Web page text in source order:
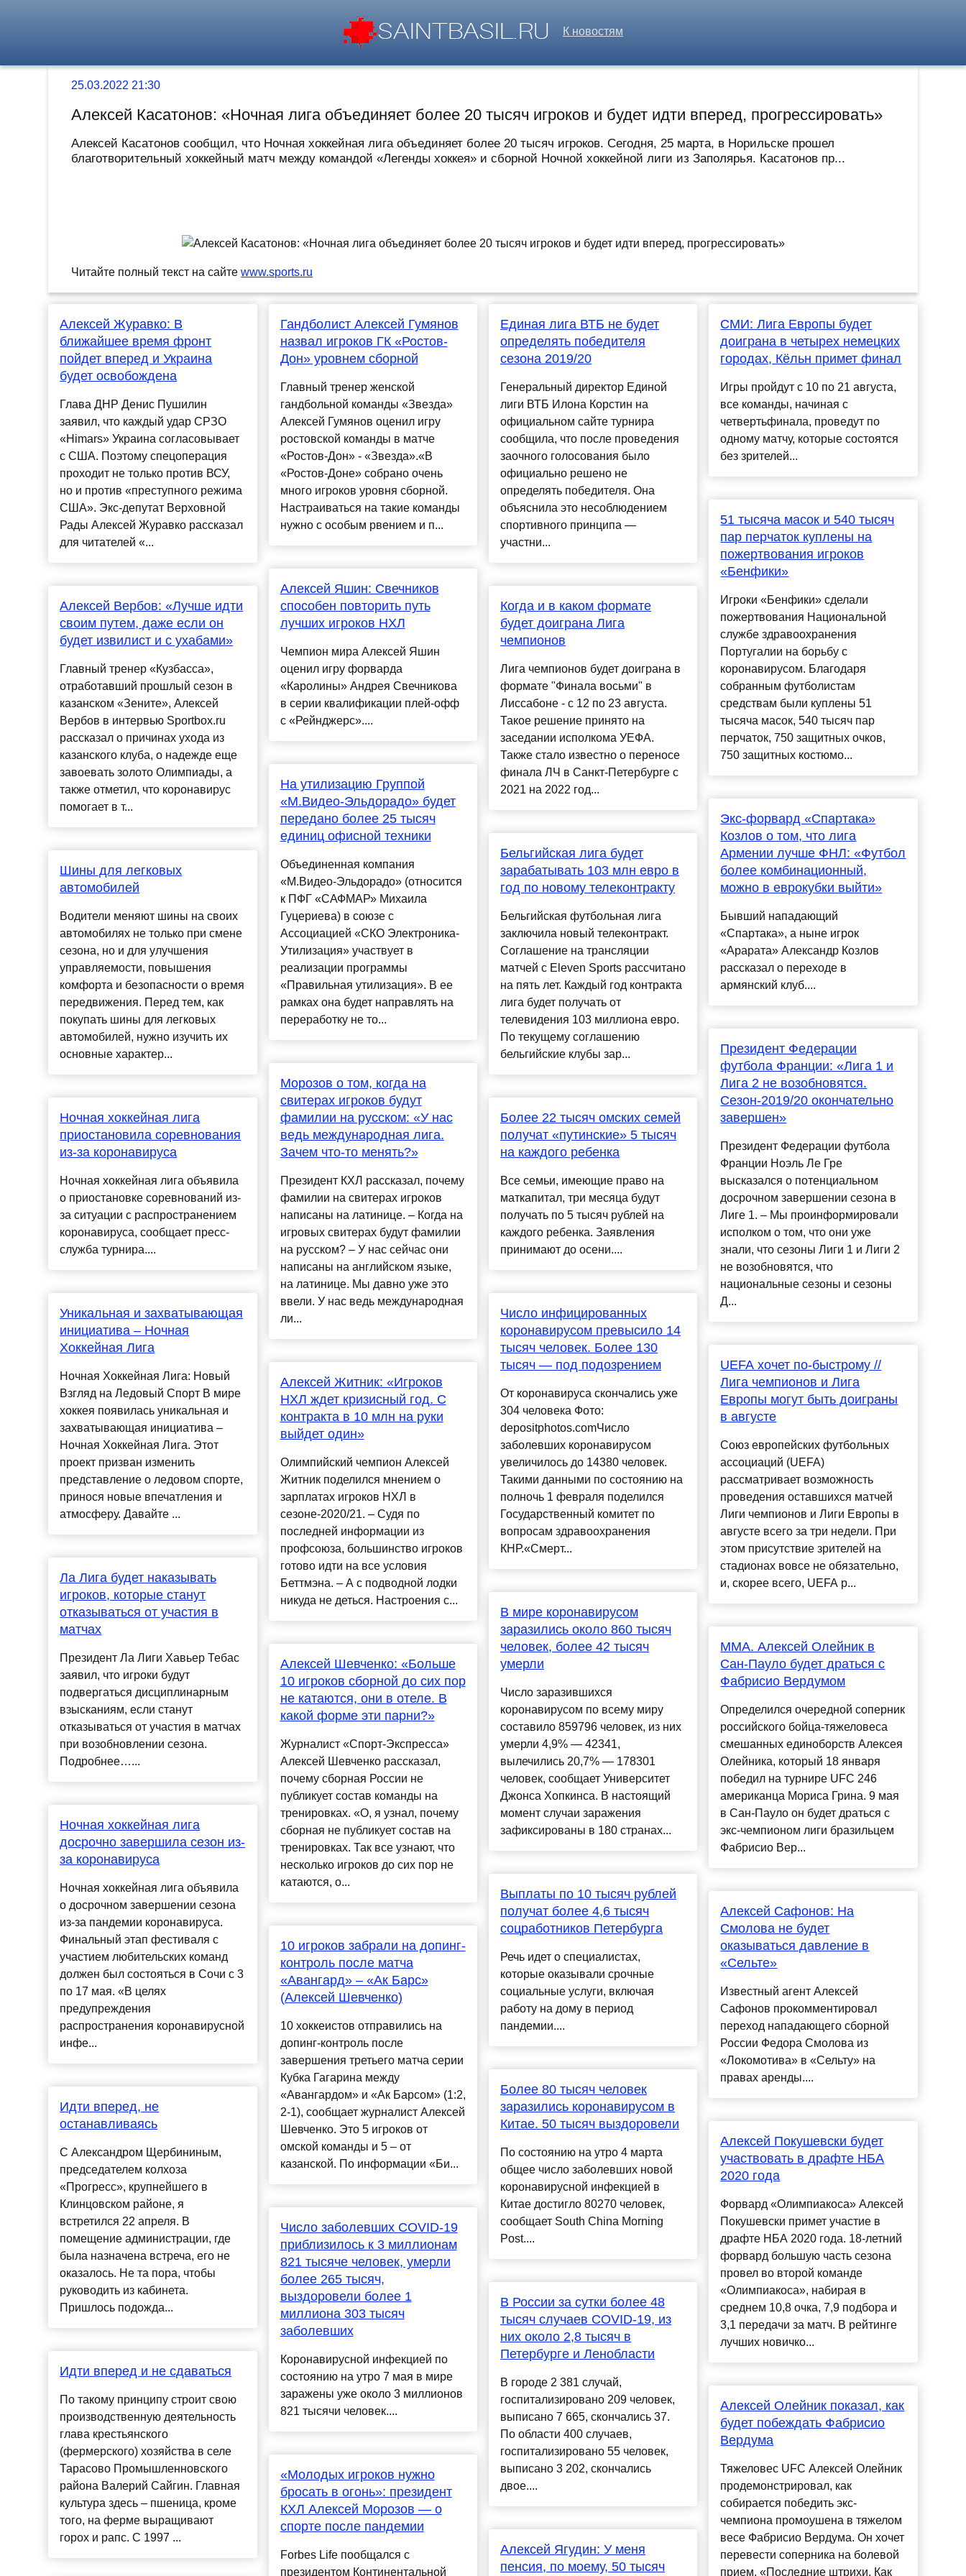
К новостям
25.03.2022 21:30
Алексей Касатонов: «Ночная лига объединяет более 20 тысяч игроков и будет идти вперед, прогрессировать»
Алексей Касатонов сообщил, что Ночная хоккейная лига объединяет более 20 тысяч игроков. Сегодня, 25 марта, в Норильске прошел
благотворительный хоккейный матч между командой «Легенды хоккея» и сборной Ночной хоккейной лиги из Заполярья. Касатонов пр...
Читайте полный текст на сайтеwww.sports.ru
Алексей Журавко: В
ближайшее время фронт
пойдет вперед и Украина
будет освобождена
Глава ДНР Денис Пушилин
заявил, что каждый удар СРЗО
«Himars» Украина согласовывает
с США. Поэтому спецоперация
проходит не только против ВСУ,
но и против «преступного режима
США». Экс-депутат Верховной
Рады Алексей Журавко рассказал
для читателей «...
Алексей Вербов: «Лучше идти
своим путем, даже если он
будет извилист и с ухабами»
Главный тренер «Кузбасса»,
отработавший прошлый сезон в
казанском «Зените», Алексей
Вербов в интервью Sportbox.ru
рассказал о причинах ухода из
казанского клуба, о надежде еще
завоевать золото Олимпиады, а
также отметил, что коронавирус
помогает в т...
Шины для легковых
автомобилей
Водители меняют шины на своих
автомобилях не только при смене
сезона, но и для улучшения
управляемости, повышения
комфорта и безопасности о время
передвижения. Перед тем, как
покупать шины для легковых
автомобилей, нужно изучить их
основные характер...
Ночная хоккейная лига
приостановила соревнования
из-за коронавируса
Ночная хоккейная лига объявила
о приостановке соревнований из-
за ситуации с распространением
коронавируса, сообщает пресс-
служба турнира....
Уникальная и захватывающая
инициатива – Ночная
Хоккейная Лига
Ночная Хоккейная Лига: Новый
Взгляд на Ледовый Спорт В мире
хоккея появилась уникальная и
захватывающая инициатива –
Ночная Хоккейная Лига. Этот
проект призван изменить
представление о ледовом спорте,
принося новые впечатления и
атмосферу. Давайте ...
Ла Лига будет наказывать
игроков, которые станут
отказываться от участия в
матчах
Президент Ла Лиги Хавьер Тебас
заявил, что игроки будут
подвергаться дисциплинарным
взысканиям, если станут
отказываться от участия в матчах
при возобновлении сезона.
Подробнее…...
Ночная хоккейная лига
досрочно завершила сезон из-
за коронавируса
Ночная хоккейная лига объявила
о досрочном завершении сезона
из-за пандемии коронавируса.
Финальный этап фестиваля с
участием любительских команд
должен был состояться в Сочи с 3
по 17 мая. «В целях
предупреждения
распространения коронавирусной
инфе...
Идти вперед, не
останавливаясь
С Александром Щербининым,
председателем колхоза
«Прогресс», крупнейшего в
Клинцовском районе, я
встретился 22 апреля. В
помещение администрации, где
была назначена встреча, его не
оказалось. Не та пора, чтобы
руководить из кабинета.
Пришлось подожда...
Идти вперед и не сдаваться
По такому принципу строит свою
производственную деятельность
глава крестьянского
(фермерского) хозяйства в селе
Тарасово Промышленновского
района Валерий Сайгин. Главная
культура здесь – пшеница, кроме
того, на ферме выращивают
горох и рапс. С 1997 ...
Гандболист Алексей Гумянов
назвал игроков ГК «Ростов-
Дон» уровнем сборной
Главный тренер женской
гандбольной команды «Звезда»
Алексей Гумянов оценил игру
ростовской команды в матче
«Ростов-Дон» - «Звезда».«В
«Ростов-Доне» собрано очень
много игроков уровня сборной.
Настраиваться на такие команды
нужно с особым рвением и п...
Алексей Яшин: Свечников
способен повторить путь
лучших игроков НХЛ
Чемпион мира Алексей Яшин
оценил игру форварда
«Каролины» Андрея Свечникова
в серии квалификации плей-офф
с «Рейнджерс»....
На утилизацию Группой
«М.Видео-Эльдорадо» будет
передано более 25 тысяч
единиц офисной техники
Объединенная компания
«М.Видео-Эльдорадо» (относится
к ПФГ «САФМАР» Михаила
Гуцериева) в союзе с
Ассоциацией «СКО Электроника-
Утилизация» участвует в
реализации программы
«Правильная утилизация». В ее
рамках она будет направлять на
переработку не то...
Морозов о том, когда на
свитерах игроков будут
фамилии на русском: «У нас
ведь международная лига.
Зачем что-то менять?»
Президент КХЛ рассказал, почему
фамилии на свитерах игроков
написаны на латинице. – Когда на
игровых свитерах будут фамилии
на русском? – У нас сейчас они
написаны на английском языке,
на латинице. Мы давно уже это
ввели. У нас ведь международная
ли...
Алексей Житник: «Игроков
НХЛ ждет кризисный год. С
контракта в 10 млн на руки
выйдет один»
Олимпийский чемпион Алексей
Житник поделился мнением о
зарплатах игроков НХЛ в
сезоне-2020/21. – Судя по
последней информации из
профсоюза, большинство игроков
готово идти на все условия
Беттмэна. – А с подводной лодки
никуда не деться. Настроения с...
Алексей Шевченко: «Больше
10 игроков сборной до сих пор
не катаются, они в отеле. В
какой форме эти парни?»
Журналист «Спорт-Экспресса»
Алексей Шевченко рассказал,
почему сборная России не
публикует состав команды на
тренировках. «О, я узнал, почему
сборная не публикует состав на
тренировках. Так все узнают, что
несколько игроков до сих пор не
катаются, о...
10 игроков забрали на допинг-
контроль после матча
«Авангард» – «Ак Барс»
(Алексей Шевченко)
10 хоккеистов отправились на
допинг-контроль после
завершения третьего матча серии
Кубка Гагарина между
«Авангардом» и «Ак Барсом» (1:2,
2-1), сообщает журналист Алексей
Шевченко. Это 5 игроков от
омской команды и 5 – от
казанской. По информации «Би...
Число заболевших COVID-19
приблизилось к 3 миллионам
821 тысяче человек, умерли
более 265 тысяч,
выздоровели более 1
миллиона 303 тысяч
заболевших
Коронавирусной инфекцией по
состоянию на утро 7 мая в мире
заражены уже около 3 миллионов
821 тысячи человек....
«Молодых игроков нужно
бросать в огонь»: президент
КХЛ Алексей Морозов — о
спорте после пандемии
Forbes Life пообщался с
президентом Континентальной
Единая лига ВТБ не будет
определять победителя
сезона 2019/20
Генеральный директор Единой
лиги ВТБ Илона Корстин на
официальном сайте турнира
сообщила, что после проведения
заочного голосования было
официально решено не
определять победителя. Она
объяснила это несоблюдением
спортивного принципа —
участни...
Когда и в каком формате
будет доиграна Лига
чемпионов
Лига чемпионов будет доиграна в
формате "Финала восьми" в
Лиссабоне - с 12 по 23 августа.
Такое решение принято на
заседании исполкома УЕФА.
Также стало известно о переносе
финала ЛЧ в Санкт-Петербурге с
2021 на 2022 год...
Бельгийская лига будет
зарабатывать 103 млн евро в
год по новому телеконтракту
Бельгийская футбольная лига
заключила новый телеконтракт.
Соглашение на трансляции
матчей с Eleven Sports рассчитано
на пять лет. Каждый год контракта
лига будет получать от
телевидения 103 миллиона евро.
По текущему соглашению
бельгийские клубы зар...
Более 22 тысяч омских семей
получат «путинские» 5 тысяч
на каждого ребенка
Все семьи, имеющие право на
маткапитал, три месяца будут
получать по 5 тысяч рублей на
каждого ребенка. Заявления
принимают до осени....
Число инфицированных
коронавирусом превысило 14
тысяч человек. Более 130
тысяч — под подозрением
От коронавируса скончались уже
304 человека Фото:
depositphotos.comЧисло
заболевших коронавирусом
увеличилось до 14380 человек.
Такими данными по состоянию на
полночь 1 февраля поделился
Государственный комитет по
вопросам здравоохранения
КНР.«Смерт...
В мире коронавирусом
заразились около 860 тысяч
человек, более 42 тысяч
умерли
Число заразившихся
коронавирусом по всему миру
составило 859796 человек, из них
умерли 4,9% — 42341,
вылечились 20,7% — 178301
человек, сообщает Университет
Джонса Хопкинса. В настоящий
момент случаи заражения
зафиксированы в 180 странах...
Выплаты по 10 тысяч рублей
получат более 4,6 тысяч
соцработников Петербурга
Речь идет о специалистах,
которые оказывали срочные
социальные услуги, включая
работу на дому в период
пандемии....
Более 80 тысяч человек
заразились коронавирусом в
Китае. 50 тысяч выздоровели
По состоянию на утро 4 марта
общее число заболевших новой
коронавирусной инфекцией в
Китае достигло 80270 человек,
сообщает South China Morning
Post....
В России за сутки более 48
тысяч случаев COVID-19, из
них около 2,8 тысяч в
Петербурге и Ленобласти
В городе 2 381 случай,
госпитализировано 209 человек,
выписано 7 665, скончались 37.
По области 400 случаев,
госпитализировано 55 человек,
выписано 3 202, скончались
двое....
Алексей Ягудин: У меня
пенсия, по моему, 50 тысяч
СМИ: Лига Европы будет
доиграна в четырех немецких
городах, Кёльн примет финал
Игры пройдут с 10 по 21 августа,
все команды, начиная с
четвертьфинала, проведут по
одному матчу, которые состоятся
без зрителей...
51 тысяча масок и 540 тысяч
пар перчаток куплены на
пожертвования игроков
«Бенфики»
Игроки «Бенфики» сделали
пожертвования Национальной
службе здравоохранения
Португалии на борьбу с
коронавирусом. Благодаря
собранным футболистам
средствам были куплены 51
тысяча масок, 540 тысяч пар
перчаток, 750 защитных очков,
750 защитных костюмо...
Экс-форвард «Спартака»
Козлов о том, что лига
Армении лучше ФНЛ: «Футбол
более комбинационный,
можно в еврокубки выйти»
Бывший нападающий
«Спартака», а ныне игрок
«Арарата» Александр Козлов
рассказал о переходе в
армянский клуб....
Президент Федерации
футбола Франции: «Лига 1 и
Лига 2 не возобновятся.
Сезон-2019/20 окончательно
завершен»
Президент Федерации футбола
Франции Ноэль Ле Гре
высказался о потенциальном
досрочном завершении сезона в
Лиге 1. – Мы проинформировали
исполком о том, что они уже
знали, что сезоны Лиги 1 и Лиги 2
не возобновятся, что
национальные сезоны и сезоны
Д...
UEFA хочет по-быстрому //
Лига чемпионов и Лига
Европы могут быть доиграны
в августе
Союз европейских футбольных
ассоциаций (UEFA)
рассматривает возможность
проведения оставшихся матчей
Лиги чемпионов и Лиги Европы в
августе всего за три недели. При
этом присутствие зрителей на
стадионах вовсе не обязательно,
и, скорее всего, UEFA р...
ММА. Алексей Олейник в
Сан-Пауло будет драться с
Фабрисио Вердумом
Определился очередной соперник
российского бойца-тяжеловеса
смешанных единоборств Алексея
Олейника, который 18 января
победил на турнире UFC 246
американца Мориса Грина. 9 мая
в Сан-Пауло он будет драться с
экс-чемпионом лиги бразильцем
Фабрисио Вер...
Алексей Сафонов: На
Смолова не будет
оказываться давление в
«Сельте»
Известный агент Алексей
Сафонов прокомментировал
переход нападающего сборной
России Федора Смолова из
«Локомотива» в «Сельту» на
правах аренды....
Алексей Покушевски будет
участвовать в драфте НБА
2020 года
Форвард «Олимпиакоса» Алексей
Покушевски примет участие в
драфте НБА 2020 года. 18-летний
форвард большую часть сезона
провел во второй команде
«Олимпиакоса», набирая в
среднем 10,8 очка, 7,9 подбора и
3,1 передачи за матч. В рейтинге
лучших новичко...
Алексей Олейник показал, как
будет побеждать Фабрисио
Вердума
Тяжеловес UFC Алексей Олейник
продемонстрировал, как
собирается победить экс-
чемпиона промоушена в тяжелом
весе Фабрисио Вердума. Он хочет
перевести соперника на болевой
прием. «Последние штрихи. Как